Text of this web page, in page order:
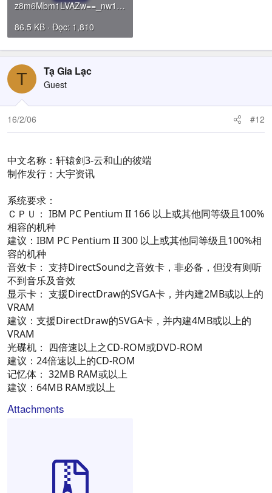
z8m6Mbm1LVAZw==_nw1jfgaeQKqU.rar
86.5 KB · Đọc: 1,810
T Tạ Gia Lạc
Guest
16/2/06 #12
中文名称：轩辕剑3-云和山的彼端
制作发行：大宇资讯
系统要求：
ＣＰＵ： IBM PC Pentium II 166 以上或其他同等级且100%
相容的机种
建议：IBM PC Pentium II 300 以上或其他同等级且100%相
容的机种
音效卡： 支持DirectSound之音效卡，非必备，但没有则听
不到音乐及音效
显示卡： 支援DirectDraw的SVGA卡，并内建2MB或以上的
VRAM
建议：支援DirectDraw的SVGA卡，并内建4MB或以上的
VRAM
光碟机： 四倍速以上之CD-ROM或DVD-ROM
建议：24倍速以上的CD-ROM
记忆体： 32MB RAM或以上
建议：64MB RAM或以上
Attachments